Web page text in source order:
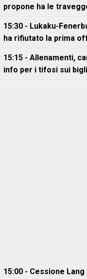
propone ha le
15:30 - Lukaku-
ha rifiutato la prima
15:15 - Allenamenti,
info per i tifosi sui
15:00 - Cessione